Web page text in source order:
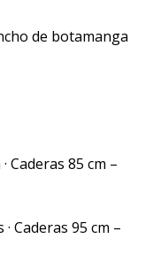
de botamanga
Caderas 85 cm –
Caderas 95 cm –